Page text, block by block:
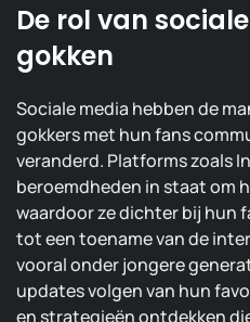
De rol van
gokken
Sociale media hebben de
gokkers met hun fans
veranderd. Platforms zoals
beroemdheden in staat om
waardoor ze dichter bij hun
tot een toename van de
vooral onder jongere
updates volgen van hun
en strategieën ontdekken